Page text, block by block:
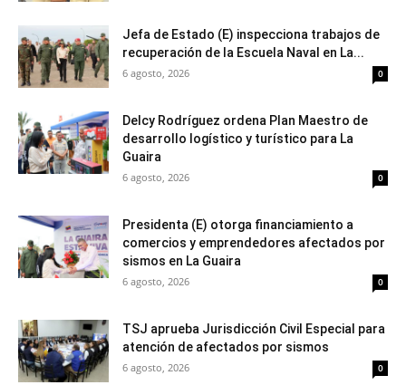
Jefa de Estado (E) inspecciona trabajos de
recuperación de la Escuela Naval en La...
6 agosto, 2026 0
Delcy Rodríguez ordena Plan Maestro de
desarrollo logístico y turístico para La
Guaira
6 agosto, 2026 0
Presidenta (E) otorga financiamiento a
comercios y emprendedores afectados por
sismos en La Guaira
6 agosto, 2026 0
TSJ aprueba Jurisdicción Civil Especial para
atención de afectados por sismos
6 agosto, 2026 0